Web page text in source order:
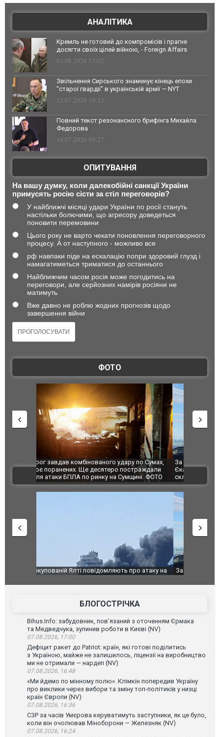
АНАЛІТИКА
Кремль не готовий до компромісів і прагне
досягти своїх цілей війною, - Foreign Affairs
03.08.2026 13:02
Звільнення Сирського знаменує кінець епохи
"старої гвардії" в українській армії — NYT
23.07.2026 10:32
Повний текст резонансного брифінга Михайла
Федорова
18.07.2026 09:27
ОПИТУВАННЯ
На вашу думку, коли далекобійні санкції України
примусять росію сісти за стіл переговорів?
У найближчі місяці удари України по росії стануть
настільки болючими, що агресору доведеться
поновити перемовини
Цього року не варто чекати поновлення переговорного
процесу. А от наступного - можливо все
рф навпаки піде на ескалацію попри здоровий глузд і
намагатиметься триматися до останнього
Найближчим часом росія може погодитись на
переговори, але серйозних намірів росіяни не
матимуть
Вже давно не роблю жодних прогнозів щодо
завершення війни
ФОТО
За 2000 кілометрів від кордону з Україною: в
Єкатеринбурзі після атаки дронів загорівся
склад Wildberries. ФОТО. ВІДЕО
"Мої
ВІДЕО
За 2000 кілометрів від кордону з Україною: в
склад Wildberries. ФОТО. ВІДЕО
В
БЛОГОСТРІЧКА
Bihus.Info: забудовник, пов’язаний з оточенням Єрмака
та Медведчука, зупинив роботи в Києві (NV)
07.08.2026, 17:00
Дефіцит ракет до Patriot: країн, які готові поділитись
з Україною, майже не залишилось, ліцензії на виробництво
ми не отримали — нардеп (NV)
07.08.2026, 16:48
«Ми йдемо по мінному полю». Клімкін попередив Україну
про виклики через вибори та зміну топ-політиків у низці
країн Європи (NV)
07.08.2026, 16:36
СЗР за часів Умєрова керуватимуть заступники, як це було,
коли він очолював Міноборони — Железняк (NV)
07.08.2026, 16:24